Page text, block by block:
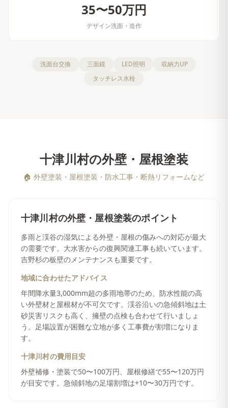
35〜50万円
デザイン洗面・造作
洗面台交換 三面鏡 LED照明
収納力UP
タッチレス水栓
十津川村の外壁・屋根塗装
🏠 外壁塗装・屋根塗装・防水工事・断熱リフォームなど
十津川村の外壁・屋根塗装のポイント
多雨と渓谷の湿気による外壁・屋根の傷みへの対応が最大
の需要です。大水害からの復興関連工事も続いています。
吉野杉の板壁のメンテナンスも重要です。
地域に合わせたアドバイス
年間降水量3,000mm超の多雨地帯のため、防水性能の高
い外壁材と屋根材が不可欠です。渓谷沿いの急傾斜地は土
砂災害リスクも高く、擁壁の点検も合わせて行いましょ
う。足場設置が困難な立地が多く工事費が割増になりま
す。
十津川村の費用目安
外壁補修・塗装で50〜100万円、屋根修繕で55〜120万円
が目安です。急傾斜地の足場割増は+10〜30万円です。